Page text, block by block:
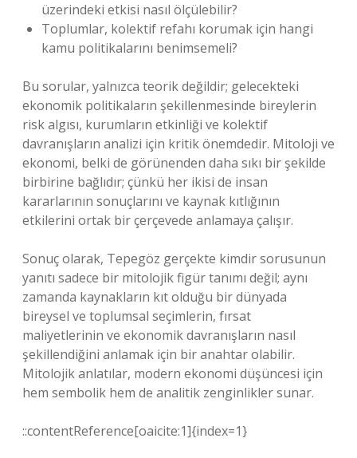
üzerindeki etkisi nasıl ölçülebilir?
Toplumlar, kolektif refahı korumak için hangi
kamu politikalarını benimsemeli?
Bu sorular, yalnızca teorik değildir; gelecekteki
ekonomik politikaların şekillenmesinde bireylerin
risk algısı, kurumların etkinliği ve kolektif
davranışların analizi için kritik önemdedir. Mitoloji ve
ekonomi, belki de görünenden daha sıkı bir şekilde
birbirine bağlıdır; çünkü her ikisi de insan
kararlarının sonuçlarını ve kaynak kıtlığının
etkilerini ortak bir çerçevede anlamaya çalışır.
Sonuç olarak, Tepegöz gerçekte kimdir sorusunun
yanıtı sadece bir mitolojik figür tanımı değil; aynı
zamanda kaynakların kıt olduğu bir dünyada
bireysel ve toplumsal seçimlerin, fırsat
maliyetlerinin ve ekonomik davranışların nasıl
şekillendiğini anlamak için bir anahtar olabilir.
Mitolojik anlatılar, modern ekonomi düşüncesi için
hem sembolik hem de analitik zenginlikler sunar.
::contentReference[oaicite:1]{index=1}